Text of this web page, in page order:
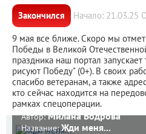
Закончился
Начало: 21.03.25
9 мая все ближе. Скоро мы
Победы в Великой
праздника наш портал
рисуют Победу" (0+). В своих
спасибо ветеранам, а также
кто сейчас находится на
рамках спецоперации.
Автор:Милана Бодрова
Название:Жди меня...